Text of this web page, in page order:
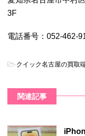
3F
電話番号：052-462-
-クイック名古屋の買取
関連記事